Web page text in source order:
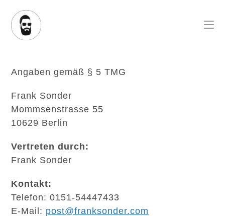
Inhalt
springen
Angaben gemäß § 5 TMG
Frank Sonder
Mommsenstrasse 55
10629 Berlin
Vertreten durch:
Frank Sonder
Kontakt:
Telefon: 0151-54447433
E-Mail: post@franksonder.com